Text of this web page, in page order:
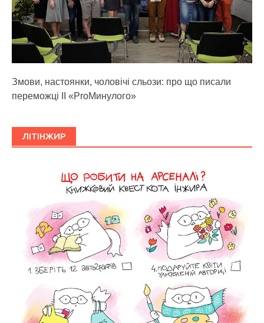
Змови, настоянки, чоловічі сльози: про що писали
переможці ІІ «ProМинулого»
ЛІТІНЖИР